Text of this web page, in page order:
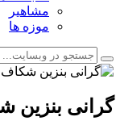
مشاهیر
موزه ها
گرانی بنزین